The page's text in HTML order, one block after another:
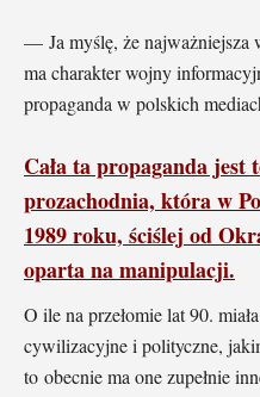
— Ja myślę, że najważniejsza
ma charakter wojny
propaganda w polskich
Cała ta propaganda jest
prozachodnia, która w
1989 roku, ściślej od
oparta na manipulacji.
O ile na przełomie lat 90.
cywilizacyjne i polityczne,
to obecnie ma one zupełnie